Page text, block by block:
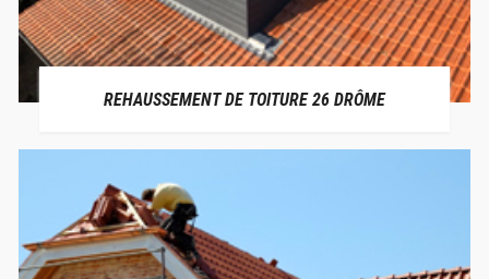
REHAUSSEMENT DE TOITURE 26 DRÔME